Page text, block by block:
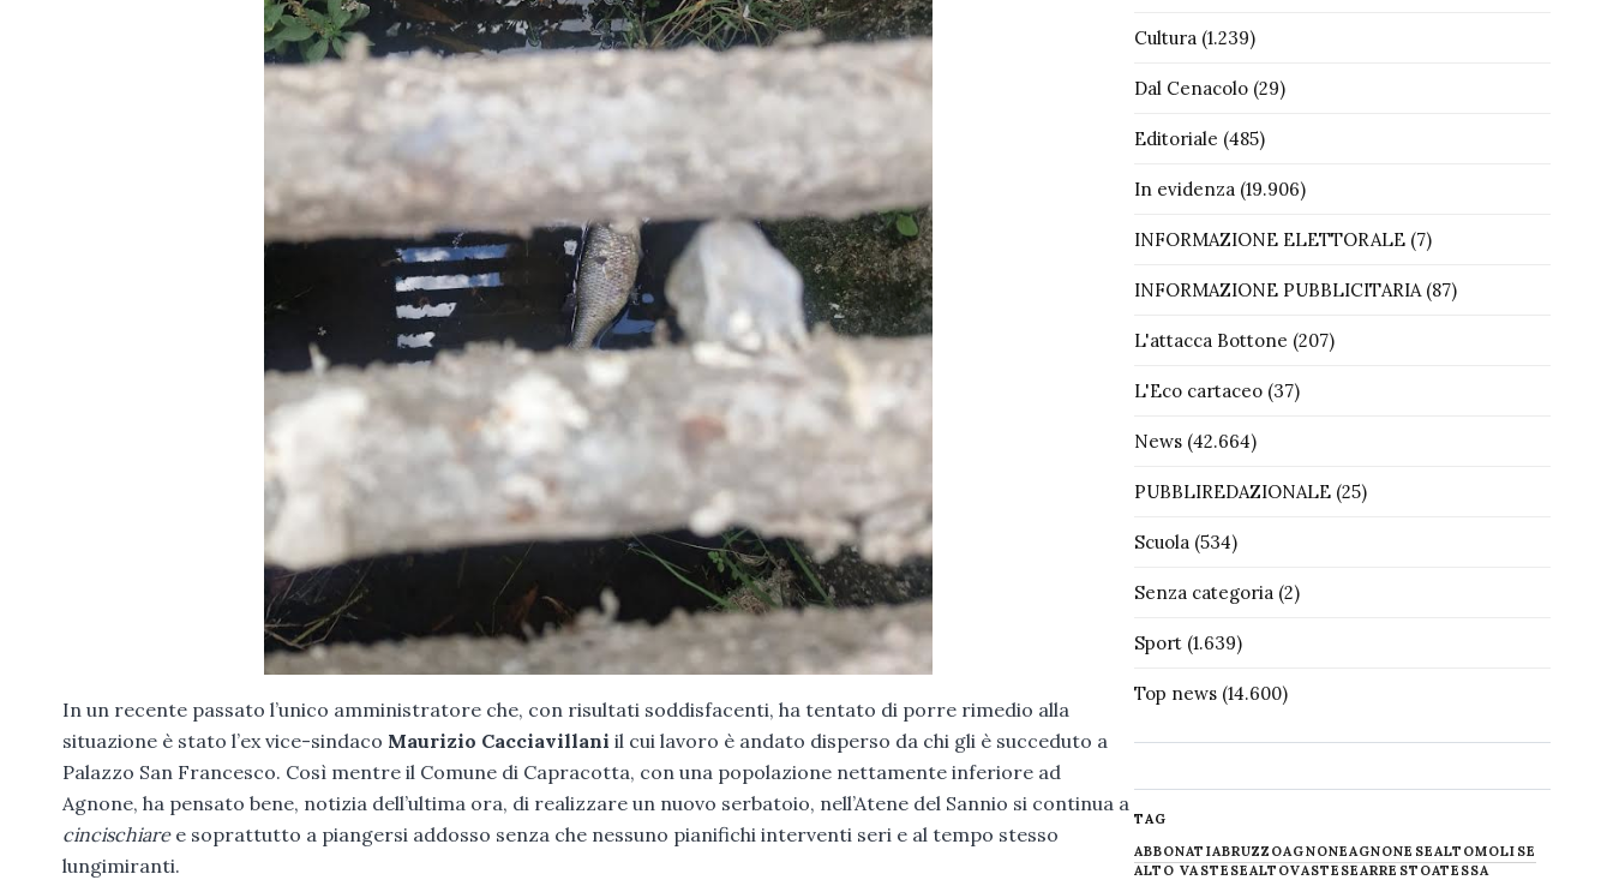
In un recente passato l’unico amministratore che, con risultati soddisfacenti, ha tentato di porre rimedio alla
situazione è stato l’ex vice-sindaco Maurizio Cacciavillani il cui lavoro è andato disperso da chi gli è succeduto a
Palazzo San Francesco. Così mentre il Comune di Capracotta, con una popolazione nettamente inferiore ad
Agnone, ha pensato bene, notizia dell’ultima ora, di realizzare un nuovo serbatoio, nell’Atene del Sannio si continua a
cincischiare e soprattutto a piangersi addosso senza che nessuno pianifichi interventi seri e al tempo stesso
lungimiranti.
Cultura(1.239)
Dal Cenacolo(29)
Editoriale (485)
In evidenza(19.906)
INFORMAZIONE ELETTORALE(7)
INFORMAZIONE PUBBLICITARIA(87)
L'attacca Bottone (207)
L'Eco cartaceo(37)
News(42.664)
PUBBLIREDAZIONALE(25)
Scuola(534)
Senza categoria(2)
Sport(1.639)
Top news(14.600)
TAG
ABBONATIABRUZZOAGNONEAGNONESEALTOMOLISE
ALTO VASTESEALTOVASTESEARRESTOATESSA